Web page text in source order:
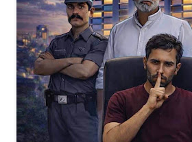
രുധിരകാളി' എന്ന ബൃഹദ് നോവല്‍
നാരായണന്‍ ഒരുക്കിയിരിക്കുന്നത്
പുസ്തകങ്ങളിലായിട്ടാണ്. 1930
ഉണ്ടായിരുന്നില്ല. പകരം
ഏതാനും നാട്ടുരാജ്യങ്ങളിലായി